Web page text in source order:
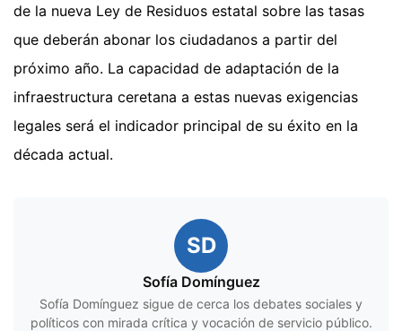
de la nueva Ley de Residuos estatal sobre las tasas
que deberán abonar los ciudadanos a partir del
próximo año. La capacidad de adaptación de la
infraestructura ceretana a estas nuevas exigencias
legales será el indicador principal de su éxito en la
década actual.
SD
Sofía Domínguez
Sofía Domínguez sigue de cerca los debates sociales y
políticos con mirada crítica y vocación de servicio público.